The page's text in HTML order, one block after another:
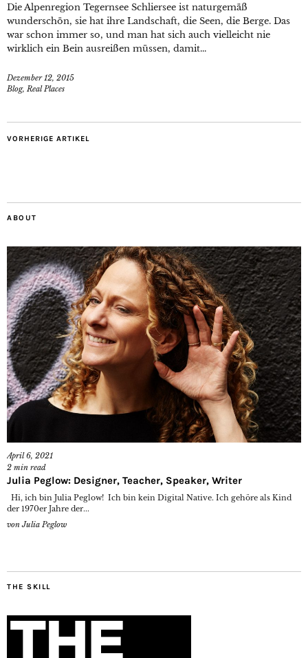
Die Alpenregion Tegernsee Schliersee ist naturgemäß
wunderschön, sie hat ihre Landschaft, die Seen, die Berge. Das
war schon immer so, und man hat sich auch vielleicht nie
wirklich ein Bein ausreißen müssen, damit...
Dezember 12, 2015
Blog, Real Places
VORHERIGE ARTIKEL
ABOUT
April 6, 2021
2 min read
Julia Peglow: Designer, Teacher, Speaker, Writer
Hi, ich bin Julia Peglow! Ich bin kein Digital Native. Ich gehöre als Kind
der 1970er Jahre der...
vonJulia Peglow
THE SKILL